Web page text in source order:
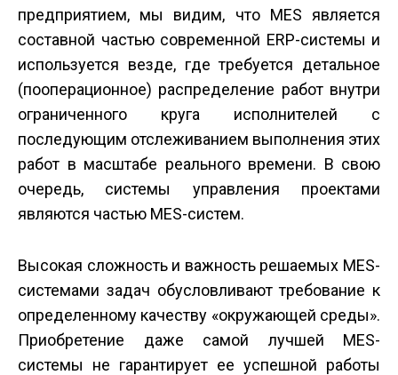
предприятием, мы видим, что MES является
составной частью современной ERP-системы и
используется везде, где требуется детальное
(пооперационное) распределение работ внутри
ограниченного круга исполнителей с
последующим отслеживанием выполнения этих
работ в масштабе реального времени. В свою
очередь, системы управления проектами
являются частью MES-систем.
Высокая сложность и важность решаемых MES-
системами задач обусловливают требование к
определенному качеству «окружающей среды».
Приобретение даже самой лучшей MES-
системы не гарантирует ее успешной работы